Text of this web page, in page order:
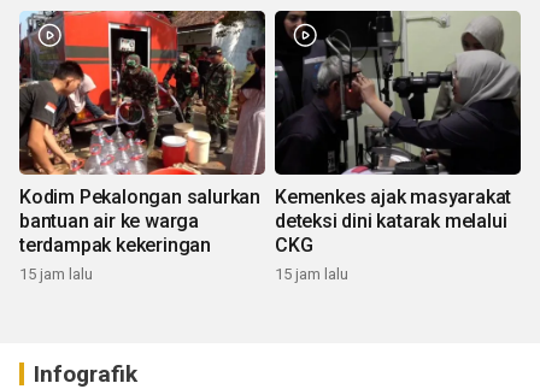
Kodim Pekalongan salurkan
bantuan air ke warga
terdampak kekeringan
15 jam lalu
Kemenkes ajak masyarakat
deteksi dini katarak melalui
CKG
15 jam lalu
Infografik